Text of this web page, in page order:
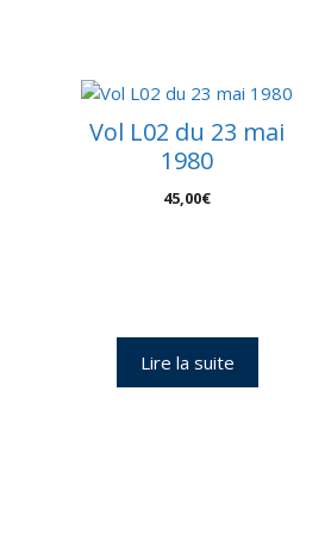
Vol L02 du 23 mai
1980
45,00€
Lire la suite